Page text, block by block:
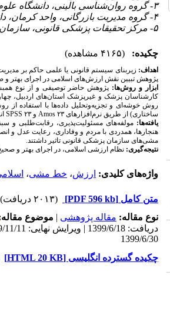
۳- گروه روان‌شناسی بالینی، دانشگاه علوم پزشکی شهید بهشتی، تهران، ایران
۴- گروه مدیریت بازرگانی، واحد کرمان، دانشگاه آزاد اسلامی، کرمان، ایران
۵- مرکز تحقیقات پزشکی قانونی، سازمان پزشکی قانونی کشور، تهران، ایران
چکیده: (۴۱۶۵ مشاهده)
اهداف: زیربنای سیستم قانونی یا علمی حاکم بر
پژوهش تبیین نقش ارزش‌های اسلامی در اجرای بهتر
ابزار و روش‌ها: پژوهش حاضر توصیفی و از نوع
کارشناسان پزشک و غیرپزشک استان‌های اردبیل، چهار
روش خوشه‌ای و تجزیه‌وتحلیل داده‌ها با استفاده
ساختاری) از طریق نرم‌افزارهای Amos ۲۳ و SPSS ۲۳
یافته‌‌ها: مولفه‌های مسئولیت‌پذیری، رقابت‌طلبی و
هنجارها، همدردی با مردم و وفاداری، رعایت عدل
مشی‌های سازمان پزشکی قانونی تاثیر داشتند.
نتیجه‌گیری: نظام ارزشی اسلامی، در اجرای بهتر و
واژه‌های کلیدی: ارزش، خط مشی،
متن کامل [PDF 596 kb] (۲۰۱۳ دریافت)
نوع مقاله: مقاله پژوهشی | موضوع
1399/6/30
چکیده گسترده انگلیسی [HTML 20 KB]